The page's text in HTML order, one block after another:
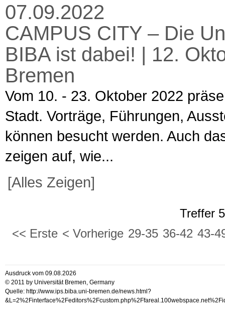
07.09.2022
CAMPUS CITY – Die
BIBA ist dabei! | 12.
Bremen
Vom 10. - 23. Oktober 2022
Stadt. Vorträge, Führungen,
können besucht werden. Auch
zeigen auf, wie...
[Alles Zeigen]
Treffer
<< Erste < Vorherige 29-35 36-42 43-
Ausdruck vom 09.08.2026
© 2011 by Universität Bremen, Germany
Quelle: http://www.ips.biba.uni-bremen.de/news.html?